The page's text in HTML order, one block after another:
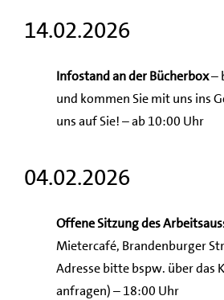
14.02.2026
Infostand an der Bücherbox–
und kommen Sie mit uns ins
uns auf Sie! – ab 10:00 Uhr
04.02.2026
Offene Sitzung des
Mietercafé, Brandenburger
Adresse bitte bspw. über das
anfragen) – 18:00 Uhr